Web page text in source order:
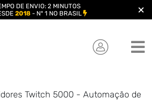
Twitch 5000 - Automação de
DE ENVIO: 2 MINUTOS
2018- Nº 1 NO BRASIL